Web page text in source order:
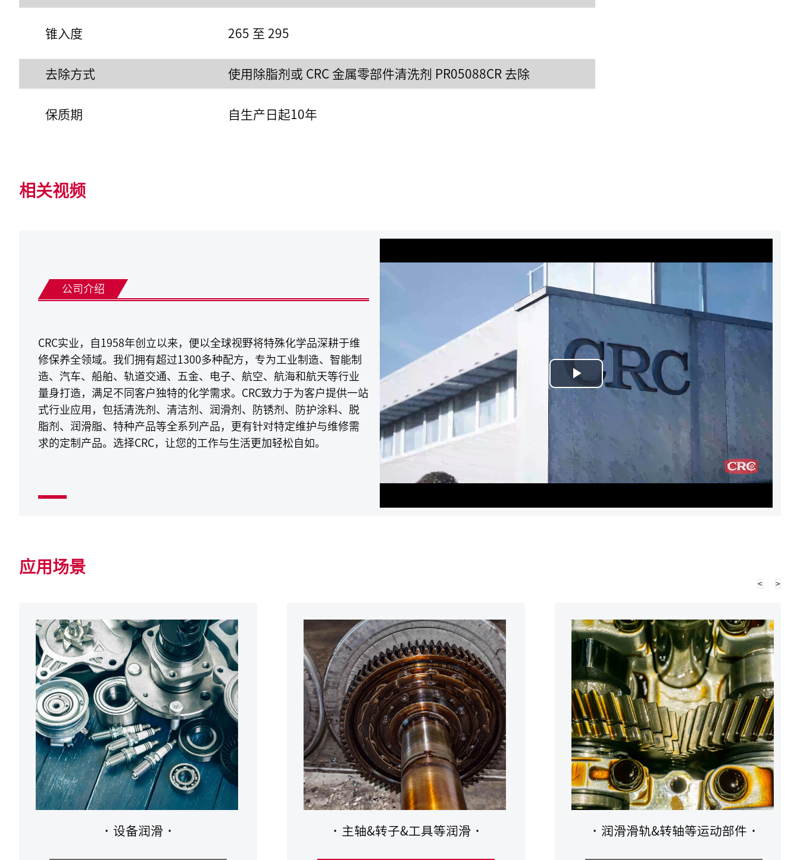
锥入度 265 至 295
去除方式 使用除脂剂或 CRC 金属零部件清洗剂 PR05088CR 去除
保质期 自生产日起10年
相关视频
Play
Video
公司介绍
CRC实业，自1958年创立以来，便以全球视野将特殊化学品深耕于维
修保养全领域。我们拥有超过1300多种配方，专为工业制造、智能制
造、汽车、船舶、轨道交通、五金、电子、航空、航海和航天等行业
量身打造，满足不同客户独特的化学需求。CRC致力于为客户提供一站
式行业应用，包括清洗剂、清洁剂、润滑剂、防锈剂、防护涂料、脱
脂剂、润滑脂、特种产品等全系列产品，更有针对特定维护与维修需
求的定制产品。选择CRC，让您的工作与生活更加轻松自如。
应用场景
< >
· 设备润滑 · · 主轴&转子&工具等润滑 · · 润滑滑轨&转轴等运动部件 ·